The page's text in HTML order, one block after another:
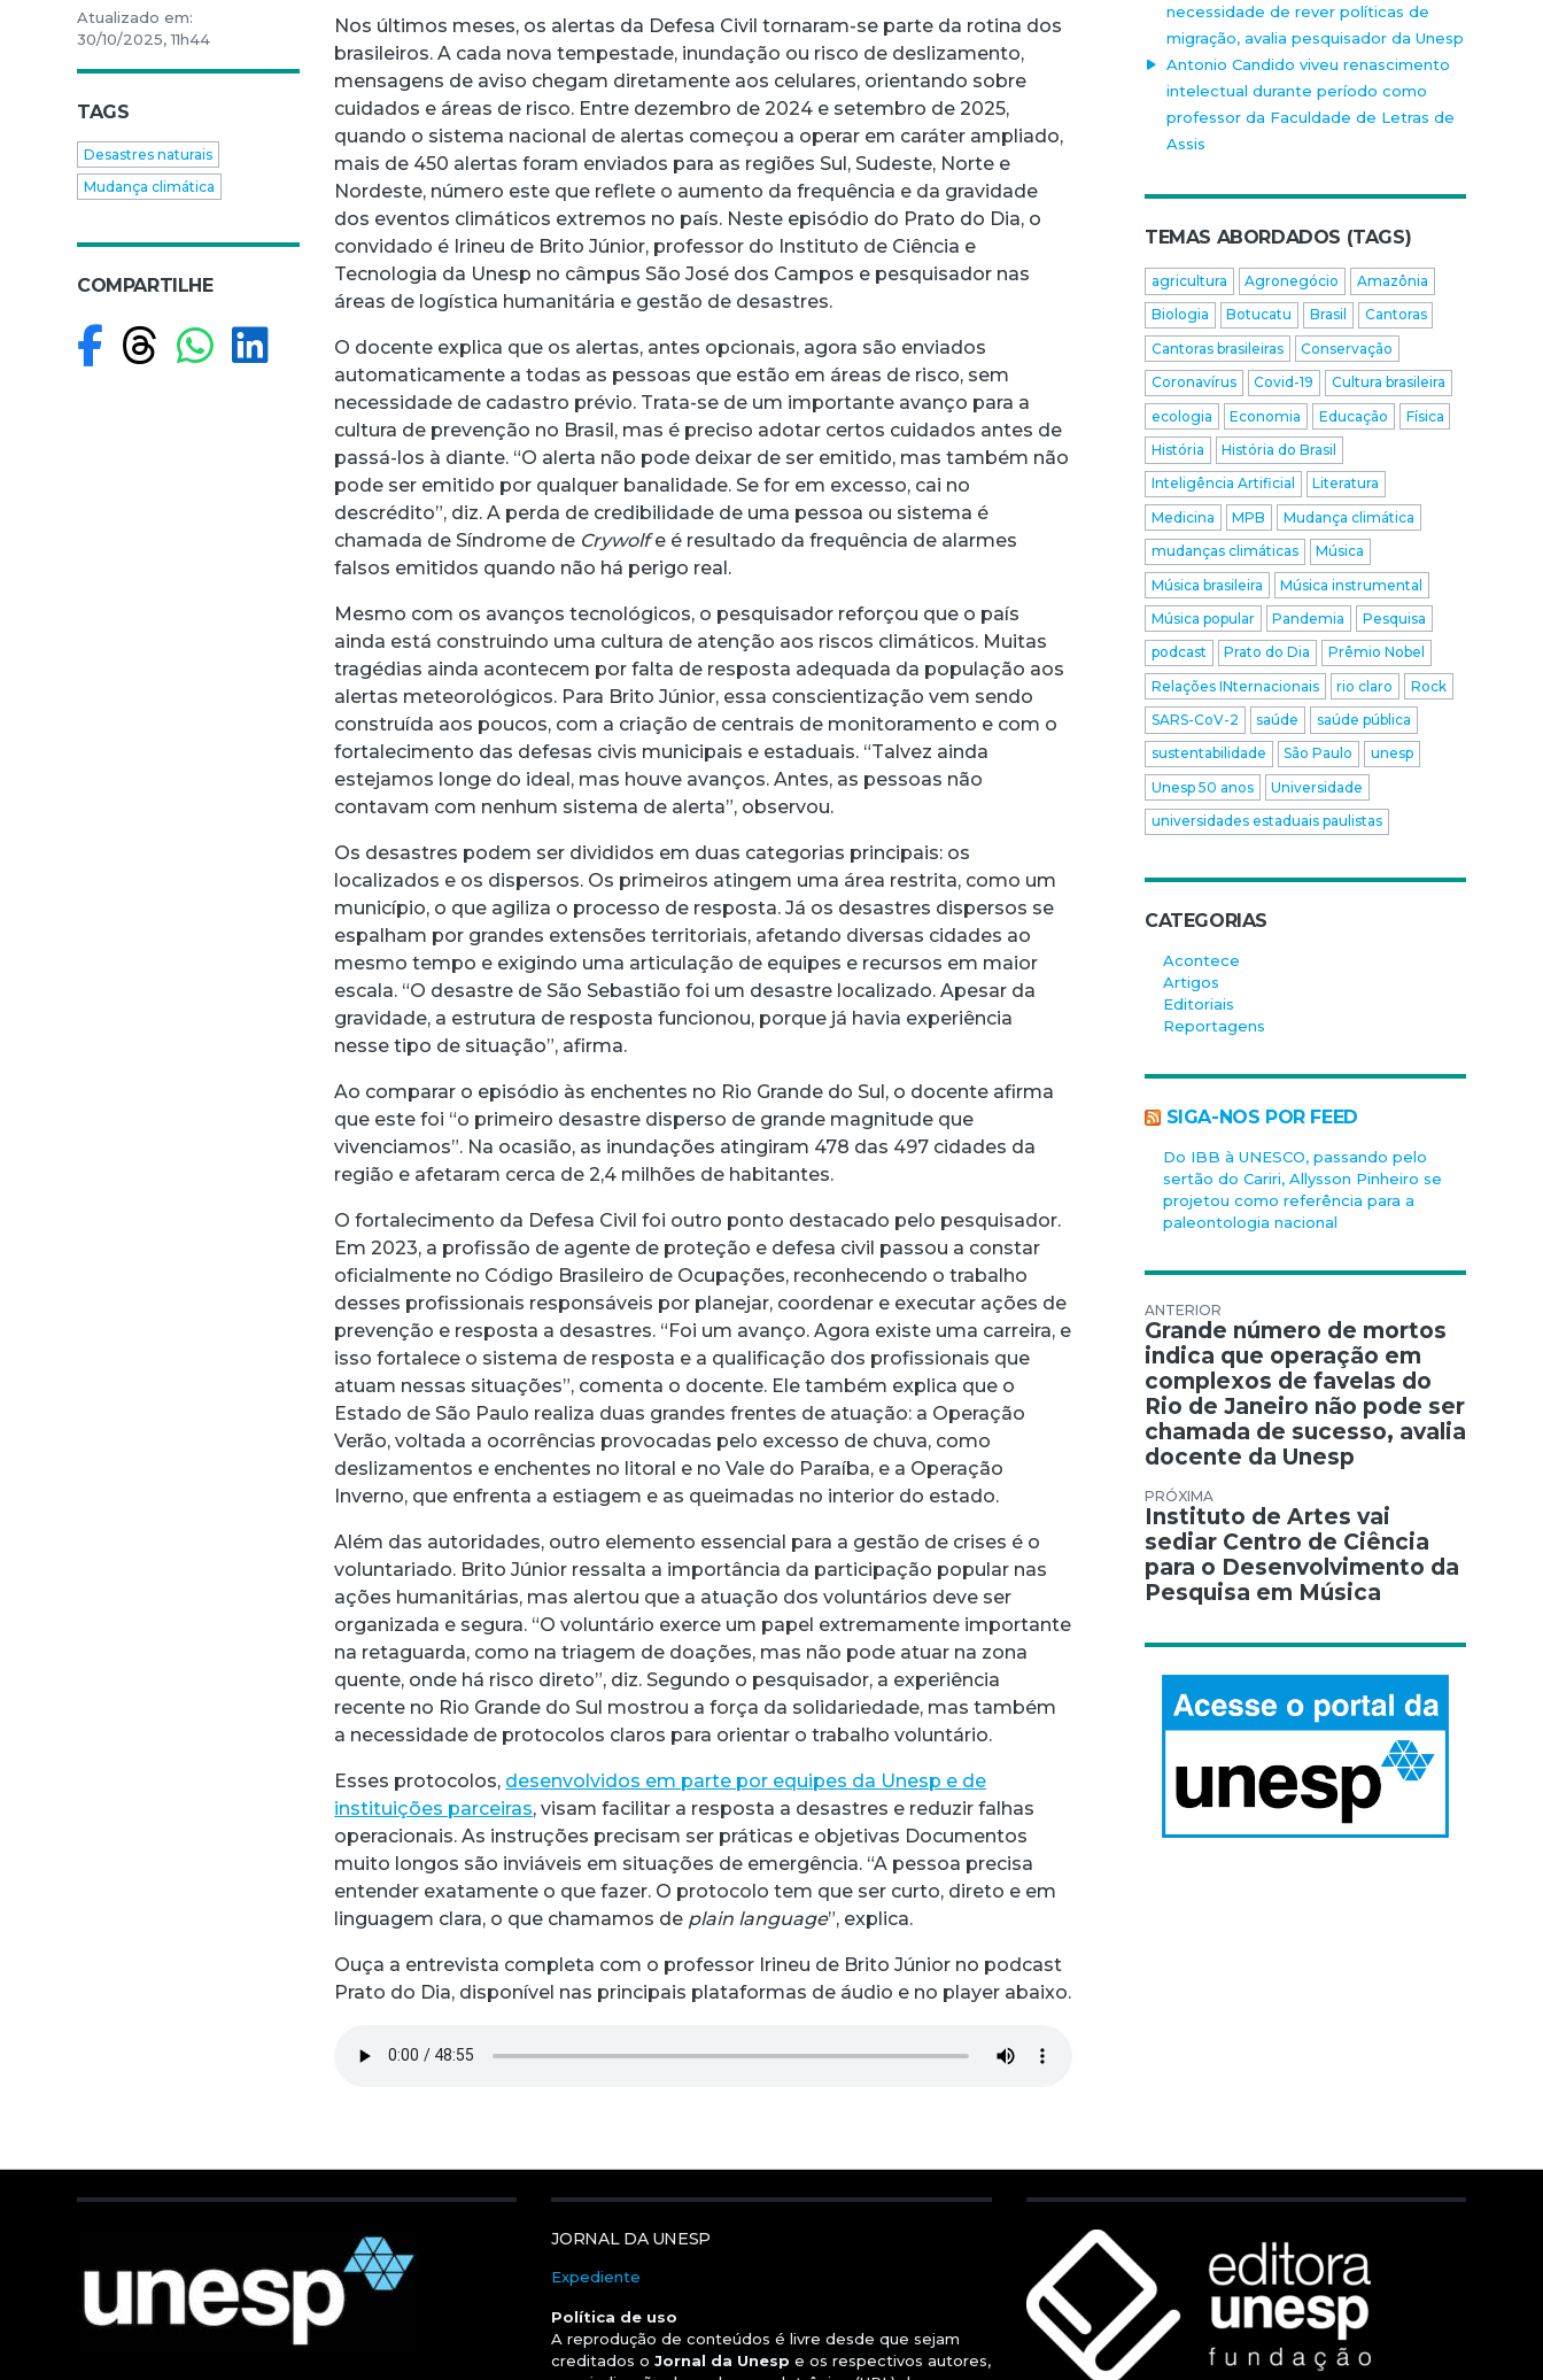
Nos últimos meses, os alertas da Defesa Civil tornaram-se parte da rotina dos
brasileiros. A cada nova tempestade, inundação ou risco de deslizamento,
mensagens de aviso chegam diretamente aos celulares, orientando sobre
cuidados e áreas de risco. Entre dezembro de 2024 e setembro de 2025,
quando o sistema nacional de alertas começou a operar em caráter ampliado,
mais de 450 alertas foram enviados para as regiões Sul, Sudeste, Norte e
Nordeste, número este que reflete o aumento da frequência e da gravidade
dos eventos climáticos extremos no país. Neste episódio do Prato do Dia, o
convidado é Irineu de Brito Júnior, professor do Instituto de Ciência e
Tecnologia da Unesp no câmpus São José dos Campos e pesquisador nas
áreas de logística humanitária e gestão de desastres.
O docente explica que os alertas, antes opcionais, agora são enviados
automaticamente a todas as pessoas que estão em áreas de risco, sem
necessidade de cadastro prévio. Trata-se de um importante avanço para a
cultura de prevenção no Brasil, mas é preciso adotar certos cuidados antes de
passá-los à diante. “O alerta não pode deixar de ser emitido, mas também não
pode ser emitido por qualquer banalidade. Se for em excesso, cai no
descrédito”, diz. A perda de credibilidade de uma pessoa ou sistema é
chamada de Síndrome de Crywolfe é resultado da frequência de alarmes
falsos emitidos quando não há perigo real.
Mesmo com os avanços tecnológicos, o pesquisador reforçou que o país
ainda está construindo uma cultura de atenção aos riscos climáticos. Muitas
tragédias ainda acontecem por falta de resposta adequada da população aos
alertas meteorológicos. Para Brito Júnior, essa conscientização vem sendo
construída aos poucos, com a criação de centrais de monitoramento e com o
fortalecimento das defesas civis municipais e estaduais. “Talvez ainda
estejamos longe do ideal, mas houve avanços. Antes, as pessoas não
contavam com nenhum sistema de alerta”, observou.
Os desastres podem ser divididos em duas categorias principais: os
localizados e os dispersos. Os primeiros atingem uma área restrita, como um
município, o que agiliza o processo de resposta. Já os desastres dispersos se
espalham por grandes extensões territoriais, afetando diversas cidades ao
mesmo tempo e exigindo uma articulação de equipes e recursos em maior
escala. “O desastre de São Sebastião foi um desastre localizado. Apesar da
gravidade, a estrutura de resposta funcionou, porque já havia experiência
nesse tipo de situação”, afirma.
Ao comparar o episódio às enchentes no Rio Grande do Sul, o docente afirma
que este foi “o primeiro desastre disperso de grande magnitude que
vivenciamos”. Na ocasião, as inundações atingiram 478 das 497 cidades da
região e afetaram cerca de 2,4 milhões de habitantes.
O fortalecimento da Defesa Civil foi outro ponto destacado pelo pesquisador.
Em 2023, a profissão de agente de proteção e defesa civil passou a constar
oficialmente no Código Brasileiro de Ocupações, reconhecendo o trabalho
desses profissionais responsáveis por planejar, coordenar e executar ações de
prevenção e resposta a desastres. “Foi um avanço. Agora existe uma carreira, e
isso fortalece o sistema de resposta e a qualificação dos profissionais que
atuam nessas situações”, comenta o docente. Ele também explica que o
Estado de São Paulo realiza duas grandes frentes de atuação: a Operação
Verão, voltada a ocorrências provocadas pelo excesso de chuva, como
deslizamentos e enchentes no litoral e no Vale do Paraíba, e a Operação
Inverno, que enfrenta a estiagem e as queimadas no interior do estado.
Além das autoridades, outro elemento essencial para a gestão de crises é o
voluntariado. Brito Júnior ressalta a importância da participação popular nas
ações humanitárias, mas alertou que a atuação dos voluntários deve ser
organizada e segura. “O voluntário exerce um papel extremamente importante
na retaguarda, como na triagem de doações, mas não pode atuar na zona
quente, onde há risco direto”, diz. Segundo o pesquisador, a experiência
recente no Rio Grande do Sul mostrou a força da solidariedade, mas também
a necessidade de protocolos claros para orientar o trabalho voluntário.
Esses protocolos, desenvolvidos em parte por equipes da Unesp e de
instituições parceiras, visam facilitar a resposta a desastres e reduzir falhas
operacionais. As instruções precisam ser práticas e objetivas Documentos
muito longos são inviáveis em situações de emergência. “A pessoa precisa
entender exatamente o que fazer. O protocolo tem que ser curto, direto e em
linguagem clara, o que chamamos de plain language”, explica.
Ouça a entrevista completa com o professor Irineu de Brito Júnior no podcast
Prato do Dia, disponível nas principais plataformas de áudio e no player abaixo.
Atualizado em:
30/10/2025, 11h44
TAGS
Desastres naturais
Mudança climática
COMPARTILHE
Compartilhar no Facebook
Compartilhar no Threads
Compartilhar no WhatsApp
Compartilhar no LinkedIn
necessidade de rever políticas de
migração, avalia pesquisador da Unesp
Antonio Candido viveu renascimento
intelectual durante período como
professor da Faculdade de Letras de
Assis
TEMAS ABORDADOS (TAGS)
agricultura Agronegócio
Amazônia
Biologia
Botucatu Brasil
Cantoras
Cantoras brasileiras
Conservação
Coronavírus
Covid-19
Cultura brasileira
ecologia
Economia Educação
Física
História
História do Brasil
Inteligência Artificial
Literatura
Medicina
MPB
Mudança climática
mudanças climáticas
Música
Música brasileira
Música instrumental
Música popular
Pandemia
Pesquisa
podcast
Prato do Dia
Prêmio Nobel
Relações INternacionais
rio claro
Rock
SARS-CoV-2
saúde
saúde pública
sustentabilidade
São Paulo
unesp
Unesp 50 anos
Universidade
universidades estaduais paulistas
CATEGORIAS
Acontece
Artigos
Editoriais
Reportagens
SIGA-NOS POR FEED
Do IBB à UNESCO, passando pelo
sertão do Cariri, Allysson Pinheiro se
projetou como referência para a
paleontologia nacional
Navegação de Post
Grande número de mortos
indica que operação em
complexos de favelas do
Rio de Janeiro não pode ser
chamada de sucesso, avalia
docente da Unesp
Instituto de Artes vai
sediar Centro de Ciência
para o Desenvolvimento da
Pesquisa em Música
JORNAL DA UNESP
Expediente
Política de uso
A reprodução de conteúdos é livre desde que sejam
creditados oJornal da Unesp e os respectivos autores,